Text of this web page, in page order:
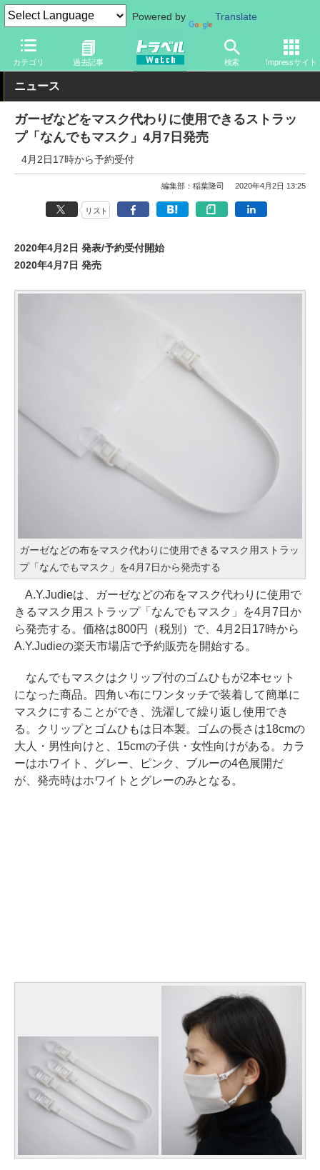
Powered by Translate
カテゴリ 過去記事 検索 Impressサイト
トラベル Watch 旅のアイテム その他
ニュース
ガーゼなどをマスク代わりに使用できるストラッ
プ「なんでもマスク」4月7日発売
4月2日17時から予約受付
編集部：稲葉隆司 2020年4月2日 13:25
リスト
2020年4月2日 発表/予約受付開始
2020年4月7日 発売
ガーゼなどの布をマスク代わりに使用できるマスク用ストラッ
プ「なんでもマスク」を4月7日から発売する
A.Y.Judieは、ガーゼなどの布をマスク代わりに使用で
きるマスク用ストラップ「なんでもマスク」を4月7日か
ら発売する。価格は800円（税別）で、4月2日17時から
A.Y.Judieの楽天市場店で予約販売を開始する。
なんでもマスクはクリップ付のゴムひもが2本セット
になった商品。四角い布にワンタッチで装着して簡単に
マスクにすることができ、洗濯して繰り返し使用でき
る。クリップとゴムひもは日本製。ゴムの長さは18cmの
大人・男性向けと、15cmの子供・女性向けがある。カラ
ーはホワイト、グレー、ピンク、ブルーの4色展開だ
が、発売時はホワイトとグレーのみとなる。